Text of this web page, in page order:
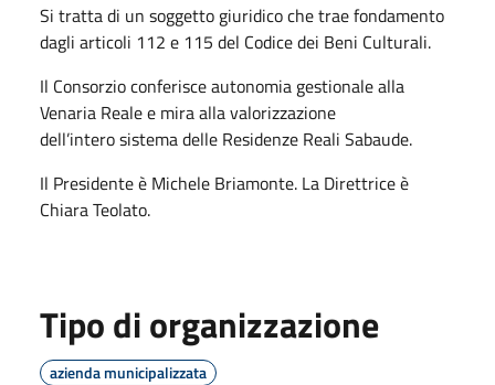
Si tratta di un soggetto giuridico che trae fondamento
dagli articoli 112 e 115 del Codice dei Beni Culturali.
Il Consorzio conferisce autonomia gestionale alla
Venaria Reale e mira alla valorizzazione
dell’intero sistema delle Residenze Reali Sabaude.
Il Presidente è Michele Briamonte. La Direttrice è
Chiara Teolato.
Tipo di organizzazione
azienda municipalizzata